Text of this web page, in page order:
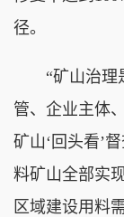
径。
“矿山治理是
管、企业主体
矿山‘回头看’
料矿山全部实
区域建设用料